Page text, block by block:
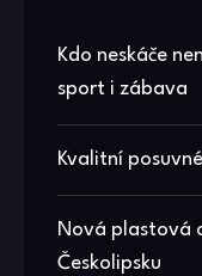
Kdo neskáče
sport i zábava
Kvalitní
Nová plastová
Českolipsku